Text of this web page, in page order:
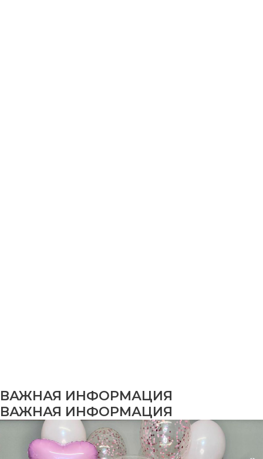
ВАЖНАЯ ИНФОРМАЦИЯ
ВАЖНАЯ ИНФОРМАЦИЯ